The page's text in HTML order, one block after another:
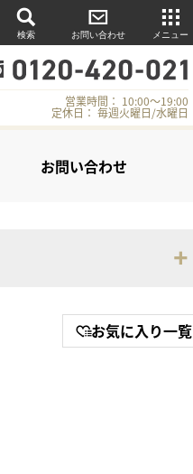
検索 お問い合わせ メニュー
営業時間： 10:00～19:00
定休日： 毎週火曜日/水曜日
お問い合わせ
お気に入り一覧